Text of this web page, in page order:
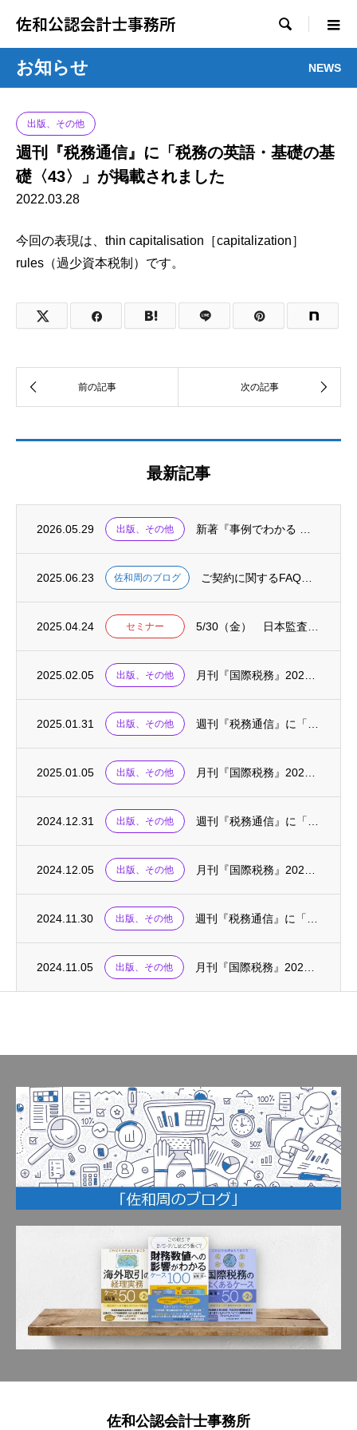
佐和公認会計士事務所 
お知らせ NEWS
出版、その他
週刊『税務通信』に「税務の英語・基礎の基
礎〈43〉」が掲載されました
2022.03.28
今回の表現は、thin capitalisation［capitalization］
rules（過少資本税制）です。
最新記事
2026.05.29 出版、その他
2025.06.23 佐和周のブログ
2025.04.24 セミナー
2025.02.05 出版、その他
2025.01.31 出版、その他
2025.01.05 出版、その他
2024.12.31 出版、その他
2024.12.05 出版、その他
2024.11.30 出版、その他
2024.11.05 出版、その他
佐和公認会計士事務所